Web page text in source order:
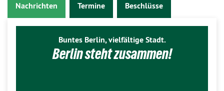
Nachrichten Termine Beschlüsse
Buntes Berlin, vielfältige Stadt.
Berlin steht zusammen!